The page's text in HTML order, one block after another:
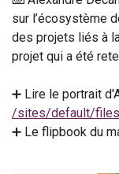
sur l’écosystème
des projets liés à
projet qui a été
➕ Lire le portrait
/sites/default/
➕ Le flipbook du